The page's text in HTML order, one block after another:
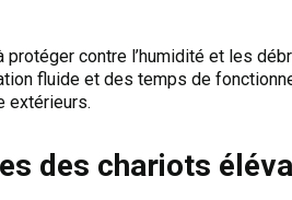
contre l’humidité et les
fluide et des temps de
extérieurs.
des chariots